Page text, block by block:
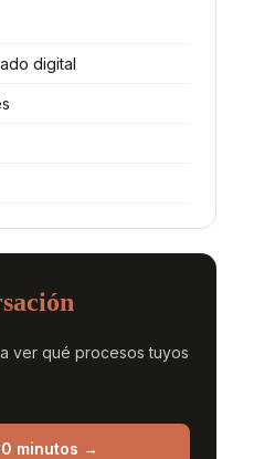
digital
ver qué procesos tuyos
minutos →